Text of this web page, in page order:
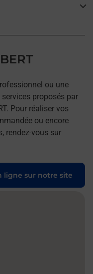
ou une
proposés par
Pour réaliser vos
ou encore
rendez-vous sur
ligne sur notre site